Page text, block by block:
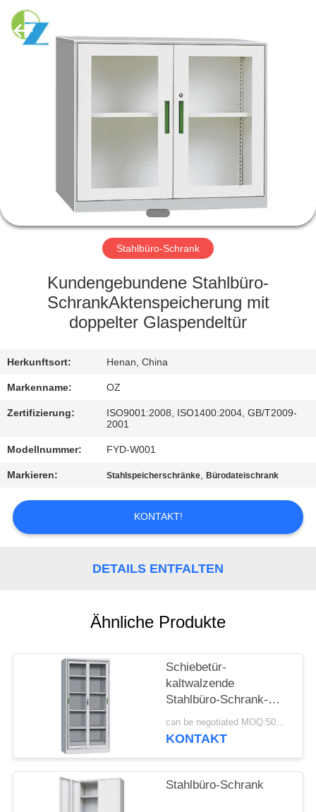
PRODUKTE
FABRIK-
QUALITÄTSKONTROLLE
SIE
MIT
UNS
VERBINDUNG
NACHRICHTEN
SITEMAP
PRIVACY
POLICY
Trading
Co.
Ltd.
Stahlbüro-Schrank
Kundengebundene Stahlbüro-
SchrankAktenspeicherung mit
doppelter Glaspendeltür
Herkunftsort: Henan, China
Markenname: OZ
Zertifizierung:
ISO9001:2008, ISO1400:2004, GB/T2009-
2001
Modellnummer: FYD-W001
Markieren: Stahlspeicherschränke,Bürodateischrank
KONTAKT!
DETAILS ENTFALTEN
Ähnliche Produkte
Schiebetür-
kaltwalzende
Stahlbüro-Schrank-
Hersteller
can be negotiated MOQ:50PCS
KONTAKT
Stahlbüro-Schrank